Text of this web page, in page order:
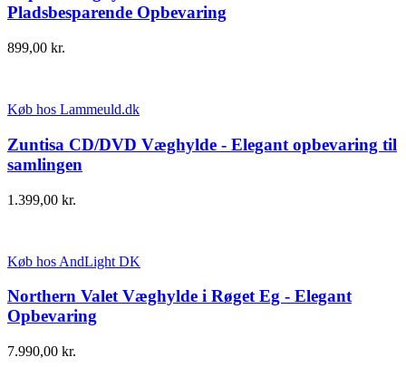
Pladsbesparende Opbevaring
899,00 kr.
Køb hos Lammeuld.dk
Zuntisa CD/DVD Væghylde - Elegant opbevaring til
samlingen
1.399,00 kr.
Køb hos AndLight DK
Northern Valet Væghylde i Røget Eg - Elegant
Opbevaring
7.990,00 kr.